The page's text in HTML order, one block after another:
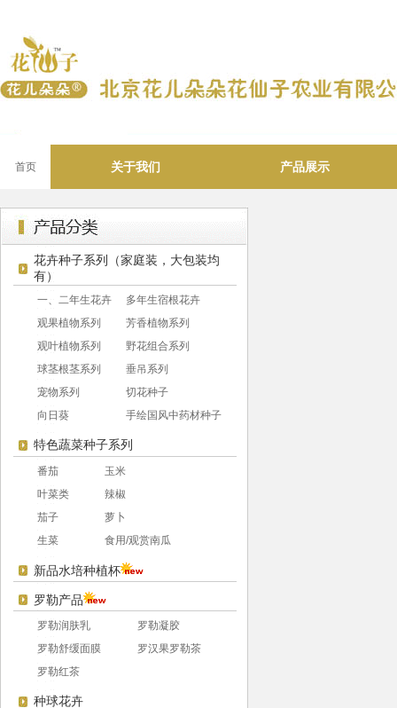
首页 关于我们 产品展示
花卉种子系列（家庭装，大包装均
有）
一、二年生花卉
多年生宿根花卉
观果植物系列
芳香植物系列
观叶植物系列
野花组合系列
球茎根茎系列
垂吊系列
宠物系列
切花种子
向日葵
手绘国风中药材种子
特色蔬菜种子系列
番茄
玉米
叶菜类
辣椒
茄子
萝卜
生菜
食用/观赏南瓜
新品水培种植杯
罗勒产品
罗勒润肤乳
罗勒凝胶
罗勒舒缓面膜
罗汉果罗勒茶
罗勒红茶
种球花卉